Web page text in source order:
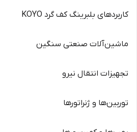
کاربردهای بلبرینگ کف گرد KOYO
ماشین‌آلات صنعتی سنگین
تجهیزات انتقال نیرو
توربین‌ها و ژنراتورها